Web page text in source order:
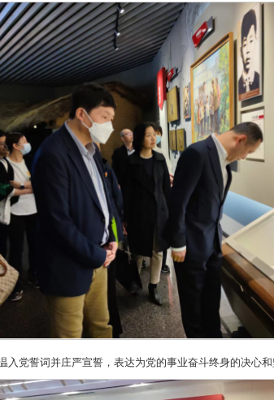
党誓词并庄严宣誓，表达为党的事业奋斗终身的决心和